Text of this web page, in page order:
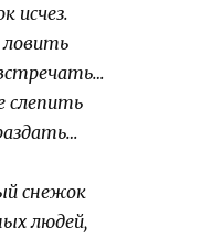
исчез.
ловить
слепить
снежок
людей,